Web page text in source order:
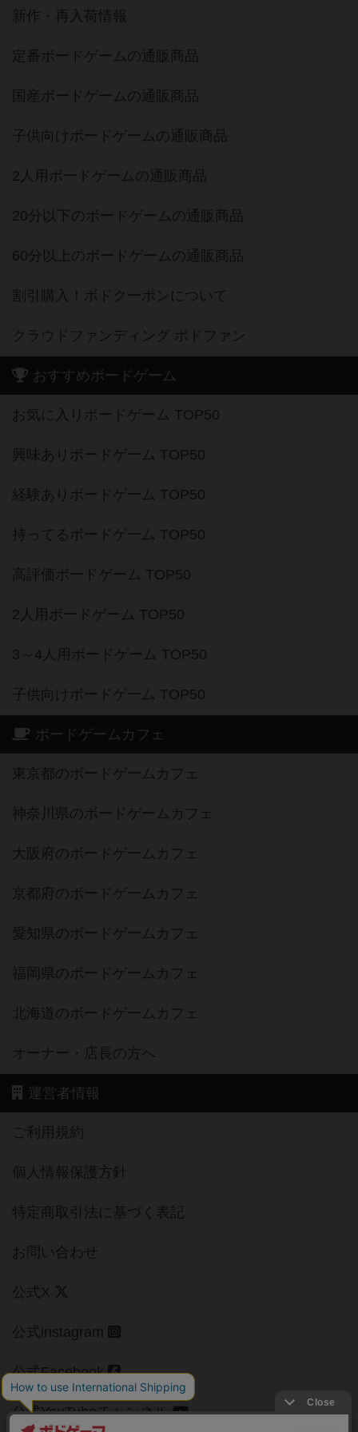
新作・再入荷情報
定番ボードゲームの通販商品
国産ボードゲームの通販商品
子供向けボードゲームの通販商品
2人用ボードゲームの通販商品
20分以下のボードゲームの通販商品
60分以上のボードゲームの通販商品
割引購入！ボドクーポンについて
クラウドファンディング ボドファン
おすすめボードゲーム
お気に入りボードゲーム TOP50
興味ありボードゲーム TOP50
経験ありボードゲーム TOP50
持ってるボードゲーム TOP50
高評価ボードゲーム TOP50
2人用ボードゲーム TOP50
3～4人用ボードゲーム TOP50
子供向けボードゲーム TOP50
ボードゲームカフェ
東京都のボードゲームカフェ
神奈川県のボードゲームカフェ
大阪府のボードゲームカフェ
京都府のボードゲームカフェ
愛知県のボードゲームカフェ
福岡県のボードゲームカフェ
北海道のボードゲームカフェ
オーナー・店長の方へ
運営者情報
ご利用規約
個人情報保護方針
特定商取引法に基づく表記
お問い合わせ
公式X
公式instagram
公式Facebook
公式YouTubeチャンネル